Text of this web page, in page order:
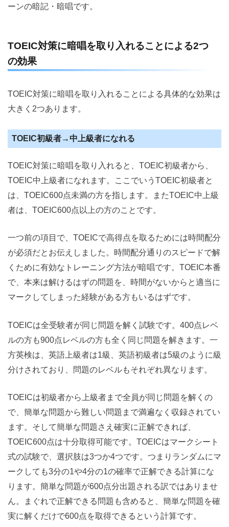
ーンの暗記・暗唱です。
TOEIC対策に暗唱を取り入れることによる2つ
の効果
TOEIC対策に暗唱を取り入れることによる具体的な効果は
大きく2つあります。
TOEIC初級者→中上級者になれる
TOEIC対策に暗唱を取り入れると、TOEIC初級者から、
TOEIC中上級者になれます。ここでいうTOEIC初級者と
は、TOEIC600点未満の方を指します。またTOEIC中上級
者は、TOEIC600点以上の方のことです。
一つ前の項目で、TOEICで高得点を取るためには時間配分
が必須だとお伝えしました。時間配分通りのスピードで解
くために有効なトレーニング方法が暗唱です。TOEIC本番
で、本来は解けるはずの問題を、時間がないからと適当に
マークしてしまった経験がある方もいるはずです。
TOEICは全受験者が同じ問題を解く試験です。400点レベ
ルの方も900点レベルの方も全く同じ問題を解きます。一
方英検は、英語上級者は1級、英語初級者は5級のように級
分けされており、問題のレベルもそれぞれ異なります。
TOEICは初級者から上級者まで全員が同じ問題を解くの
で、簡単な問題から難しい問題まで満遍なく収録されてい
ます。そして簡単な問題さえ確実に正解できれば、
TOEIC600点は十分取得可能です。TOEICはマークシート
式の試験で、選択肢は3つか4つです。つまりランダムにマ
ークしても3分の1や4分の1の確率で正解できる計算にな
ります。簡単な問題が600点分出題される訳ではありませ
ん。まぐれで正解できる問題も含めると、簡単な問題を確
実に解くだけで600点を取得できるという計算です。